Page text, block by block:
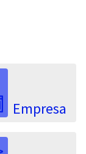
Empresa